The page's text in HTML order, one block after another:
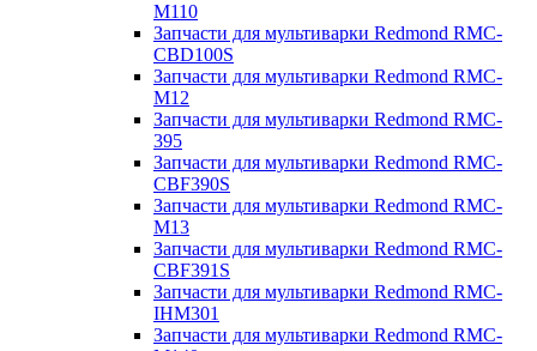
M110
Запчасти для мультиварки Redmond RMC-
CBD100S
Запчасти для мультиварки Redmond RMC-
M12
Запчасти для мультиварки Redmond RMC-
395
Запчасти для мультиварки Redmond RMC-
CBF390S
Запчасти для мультиварки Redmond RMC-
M13
Запчасти для мультиварки Redmond RMC-
CBF391S
Запчасти для мультиварки Redmond RMC-
IHM301
Запчасти для мультиварки Redmond RMC-